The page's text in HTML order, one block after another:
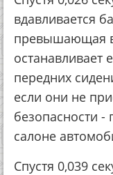
вдавливается
превышающая
останавливает
передних
если они не
безопасности -
салоне
Спустя 0,039